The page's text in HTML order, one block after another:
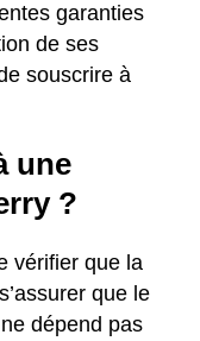
garanties
de ses
souscrire à
une
?
vérifier que la
que le
dépend pas